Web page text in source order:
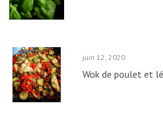
juin 12, 2020
Wok de poulet et